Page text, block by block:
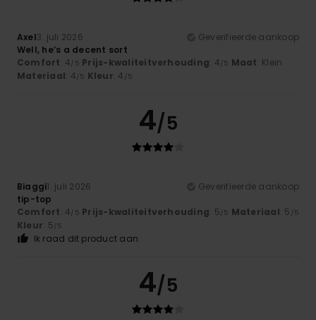
Axel3. juli 2026
Geverifieerde aankoop
Well, he’s a decent sort
Comfort: 4/5 Prijs-kwaliteitverhouding: 4/5 Maat: Klein
Materiaal: 4/5 Kleur: 4 /5
4/5
Biaggi1. juli 2026
Geverifieerde aankoop
tip-top
Comfort: 4/5 Prijs-kwaliteitverhouding: 5/5 Materiaal: 5 /5
Kleur: 5/5
Ik raad dit product aan
4/5